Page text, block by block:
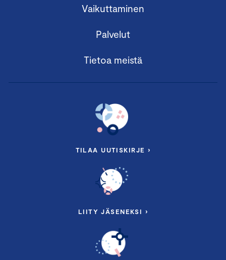
Vaikuttaminen
Palvelut
Tietoa meistä
TILAA UUTISKIRJE ›
LIITY JÄSENEKSI ›